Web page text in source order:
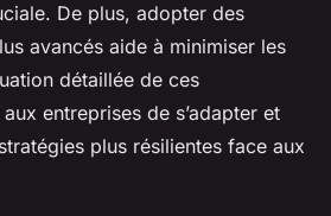
De plus, adopter des
avancés aide à minimiser les
détaillée de ces
entreprises de s’adapter et
plus résilientes face aux